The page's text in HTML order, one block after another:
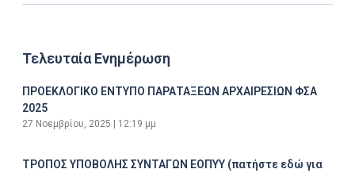
Τελευταία Ενημέρωση
ΠΡΟΕΚΛΟΓΙΚΟ ΕΝΤΥΠΟ ΠΑΡΑΤΑΞΕΩΝ ΑΡΧΑΙΡΕΣΙΩΝ ΦΣΑ
2025
27 Νοεμβρίου, 2025 12:19 μμ
ΤΡΟΠΟΣ ΥΠΟΒΟΛΗΣ ΣΥΝΤΑΓΩΝ ΕΟΠΥΥ (πατήστε εδώ για